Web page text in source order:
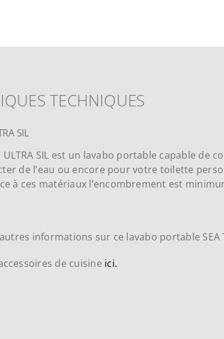
TECHNIQUES
SIL
ULTRA SIL est un lavabo portable capable
de l’eau ou encore pour votre toilette
à ces matériaux l’encombrement est
informations sur ce lavabo portable SEA
de cuisine ici.